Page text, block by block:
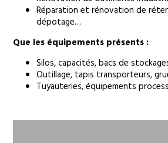
Réparation et rénovation de
dépotage…
Que les équipements présents :
Silos, capacités, bacs de
Outillage, tapis transporteurs,
Tuyauteries, équipements